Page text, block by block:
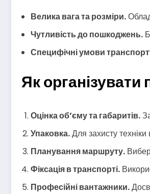
Велика вага та розміри.
Чутливість до пошкоджень.
Специфічні умови
Як
Оцінка об’єму та габаритів.
Упаковка.Для захисту техніки
Планування маршруту.
Фіксація в транспорті.
Професійні вантажники.